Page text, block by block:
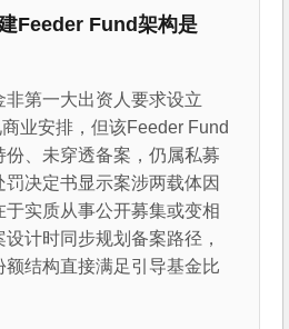
Feeder Fund架构是
非第一大出资人要求设立
业安排，但该Feeder Fund
份、未穿透备案，仍属私募
决定书显示案涉两载体因
于实质从事公开募集或变相
计时同步规划备案路径，
结构直接满足引导基金比